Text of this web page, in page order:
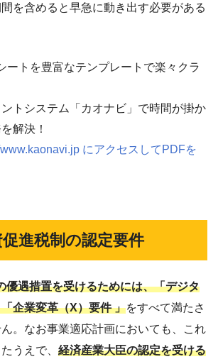
を含めると早急に動き出す必要がある
ートを豊富なテンプレートで楽々クラ
トシステム「カオナビ」で時間が掛か
解決！
www.kaonavi.jp にアクセスしてPDFを
促進税制の認定要件
優遇措置を受けるためには、「デジタ
企業変革（X）要件 」をすべて満たさ
。なお事業適応計画においても、これ
うえで、 経済産業大臣の認定を受ける